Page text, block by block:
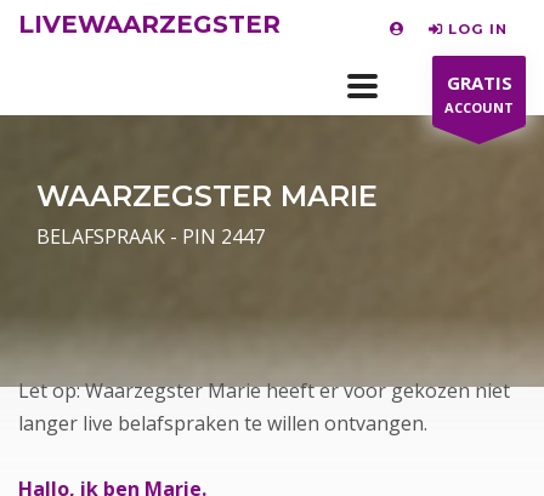
LIVEWAARZEGSTER LOG IN
GRATIS
ACCOUNT
WAARZEGSTER MARIE
BELAFSPRAAK - PIN 2447
Let op: Waarzegster Marie heeft er voor gekozen niet
langer live belafspraken te willen ontvangen.
Hallo, ik ben Marie.